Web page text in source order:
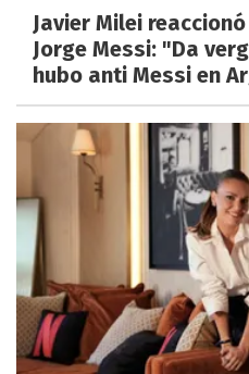
Javier Milei
Jorge Messi: "Da
hubo anti Messi en